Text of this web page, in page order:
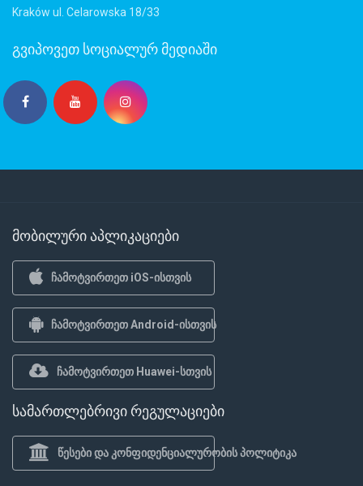
Kraków ul. Celarowska 18/33
გვიპოვეთ სოციალურ მედიაში
მობილური აპლიკაციები
ჩამოტვირთეთ iOS-ისთვის
ჩამოტვირთეთ Android-ისთვის
ჩამოტვირთეთ Huawei-სთვის
სამართლებრივი რეგულაციები
წესები და კონფიდენციალურობის პოლიტიკა